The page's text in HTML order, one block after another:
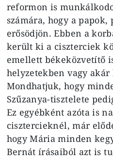
reformon is
számára, hogy a
erősödjön. Ebben a
került ki a ciszterciek
emellett békeközvetítő
helyzetekben vagy
Mondhatjuk, hogy
Szűzanya-tisztelete
Ez egyébként azóta is
cisztercieknél, már
hogy Mária minden
Bernát írásaiból azt is